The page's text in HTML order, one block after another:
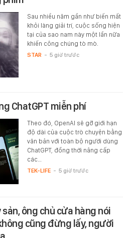
Sau nhiều năm gần như biến mất
khỏi làng giải trí, cuộc sống hiện
tại của sao nam này một lần nữa
khiến công chúng tò mò.
STAR - 5 giờ trước
ChatGPT miễn phí
Theo đó, OpenAI sẽ gỡ giới hạn
độ dài của cuộc trò chuyện bằng
văn bản với toàn bộ người dùng
ChatGPT, đồng thời nâng cấp
các…
TEK-LIFE - 5 giờ trước
ông chủ cửa hàng nói
cũng đừng lấy, người